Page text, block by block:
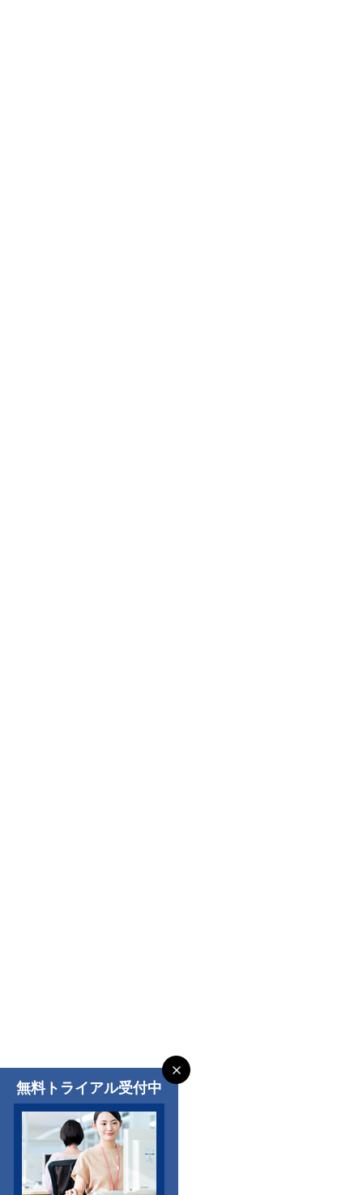
無料トライアル受付中